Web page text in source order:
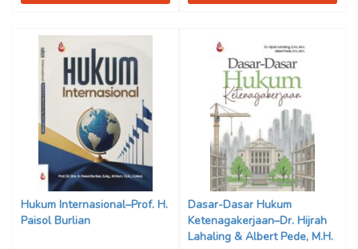
Hukum Internasional–Prof. H.
Paisol Burlian
Dasar-Dasar Hukum
Ketenagakerjaan–Dr. Hijrah
Lahaling & Albert Pede, M.H.